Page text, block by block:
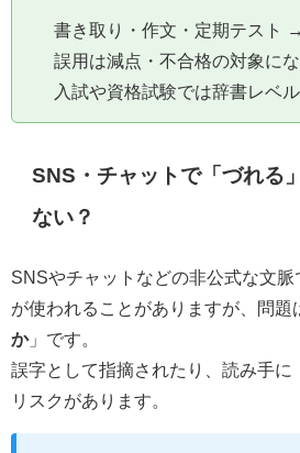
書き取り・作文・定期テスト
誤用は減点・不合格の対象に
入試や資格試験では辞書レベ
SNS・チャットで「づれる
ない？
SNSやチャットなどの非公式な文
が使われることがありますが、問題
か」です。
誤字として指摘されたり、読み手に
リスクがあります。